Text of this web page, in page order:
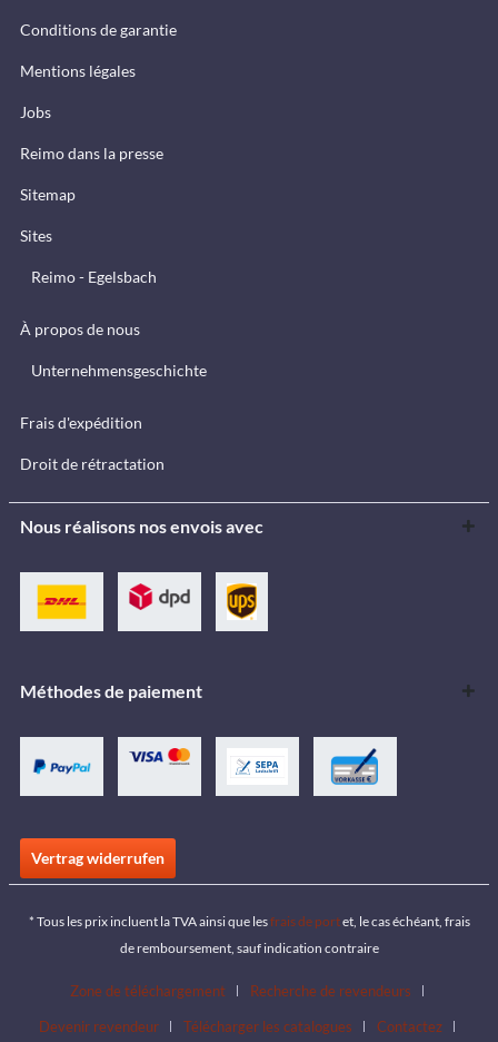
Conditions de garantie
Mentions légales
Jobs
Reimo dans la presse
Sitemap
Sites
Reimo - Egelsbach
À propos de nous
Unternehmensgeschichte
Frais d'expédition
Droit de rétractation
Nous réalisons nos envois avec
Méthodes de paiement
Vertrag widerrufen
* Tous les prix incluent la TVA ainsi que lesfrais de portet, le cas échéant, frais
de remboursement, sauf indication contraire
Zone de téléchargement
Recherche de revendeurs
Devenir revendeur
Télécharger les catalogues Contactez